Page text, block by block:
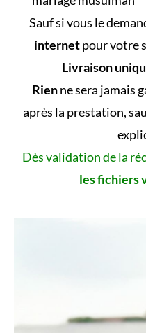
Sauf si vous le
internetpour votre
Livraison
Rienne sera jamais
après la prestation,
Dès validation de la
les fichiers